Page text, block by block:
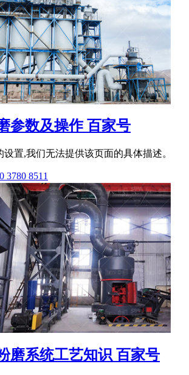
参数及操作 百家号
设置,我们无法提供该页面的具体描述。
3780 8511
磨系统工艺知识 百家号